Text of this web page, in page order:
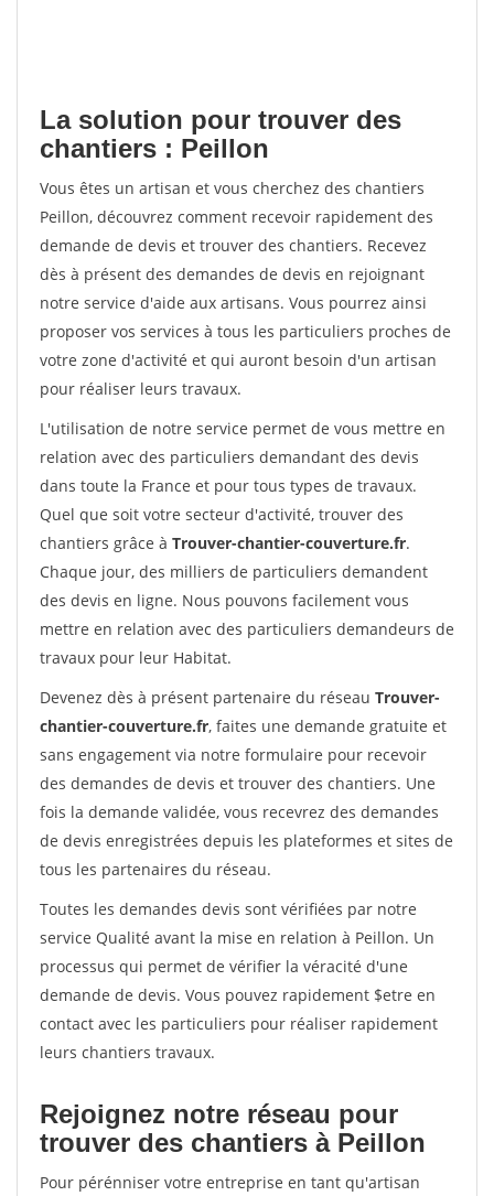
La solution pour trouver des
chantiers : Peillon
Vous êtes un artisan et vous cherchez des chantiers
Peillon, découvrez comment recevoir rapidement des
demande de devis et trouver des chantiers. Recevez
dès à présent des demandes de devis en rejoignant
notre service d'aide aux artisans. Vous pourrez ainsi
proposer vos services à tous les particuliers proches de
votre zone d'activité et qui auront besoin d'un artisan
pour réaliser leurs travaux.
L'utilisation de notre service permet de vous mettre en
relation avec des particuliers demandant des devis
dans toute la France et pour tous types de travaux.
Quel que soit votre secteur d'activité, trouver des
chantiers grâce à Trouver-chantier-couverture.fr.
Chaque jour, des milliers de particuliers demandent
des devis en ligne. Nous pouvons facilement vous
mettre en relation avec des particuliers demandeurs de
travaux pour leur Habitat.
Devenez dès à présent partenaire du réseau Trouver-
chantier-couverture.fr, faites une demande gratuite et
sans engagement via notre formulaire pour recevoir
des demandes de devis et trouver des chantiers. Une
fois la demande validée, vous recevrez des demandes
de devis enregistrées depuis les plateformes et sites de
tous les partenaires du réseau.
Toutes les demandes devis sont vérifiées par notre
service Qualité avant la mise en relation à Peillon. Un
processus qui permet de vérifier la véracité d'une
demande de devis. Vous pouvez rapidement $etre en
contact avec les particuliers pour réaliser rapidement
leurs chantiers travaux.
Rejoignez notre réseau pour
trouver des chantiers à Peillon
Pour pérénniser votre entreprise en tant qu'artisan